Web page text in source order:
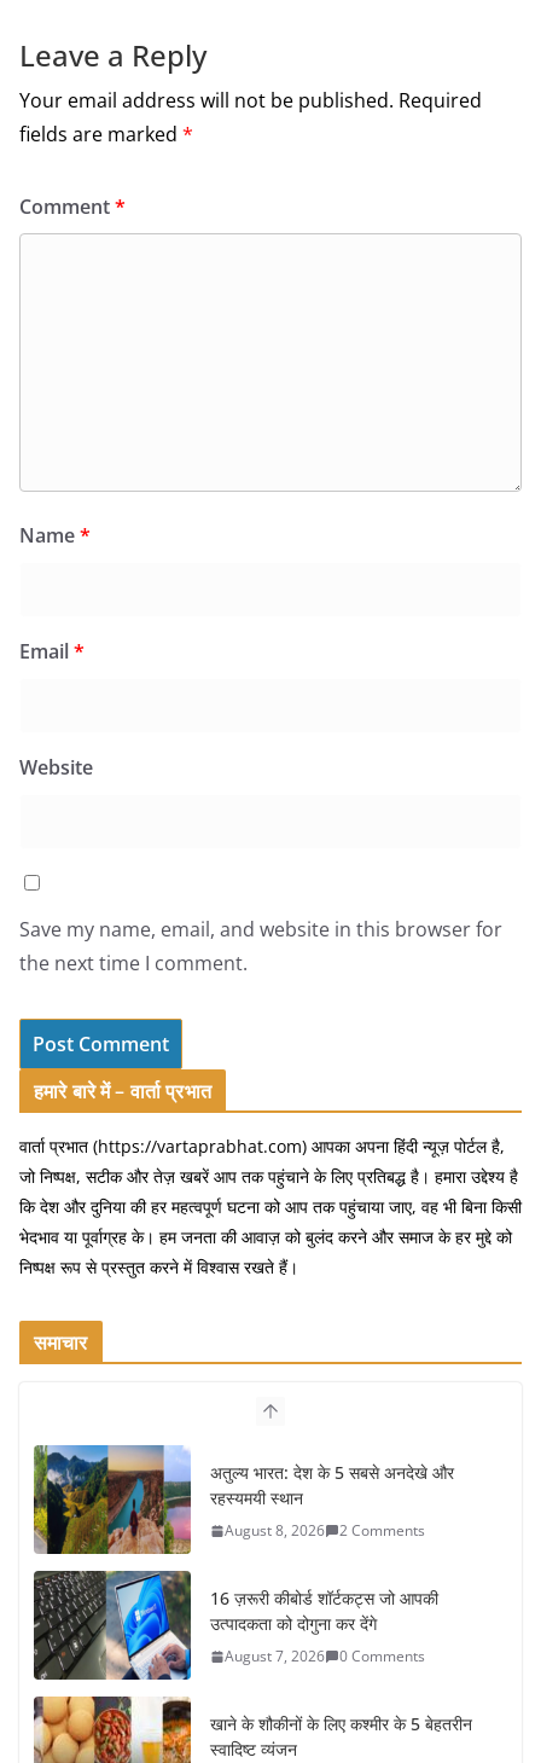
Leave a Reply
Your email address will not be published. Required
fields are marked *
Comment*
Name*
Email*
Website
Save my name, email, and website in this browser for
the next time I comment.
हमारे बारे में – वार्ता प्रभात
वार्ता प्रभात (https://vartaprabhat.com) आपका अपना हिंदी न्यूज़ पोर्टल है,
जो निष्पक्ष, सटीक और तेज़ खबरें आप तक पहुंचाने के लिए प्रतिबद्ध है। हमारा उद्देश्य है
कि देश और दुनिया की हर महत्वपूर्ण घटना को आप तक पहुंचाया जाए, वह भी बिना किसी
भेदभाव या पूर्वाग्रह के। हम जनता की आवाज़ को बुलंद करने और समाज के हर मुद्दे को
निष्पक्ष रूप से प्रस्तुत करने में विश्वास रखते हैं।
समाचार
अतुल्य भारत: देश के 5 सबसे अनदेखे और
रहस्यमयी स्थान
August 8, 2026 2 Comments
16 ज़रूरी कीबोर्ड शॉर्टकट्स जो आपकी
उत्पादकता को दोगुना कर देंगे
August 7, 2026 0 Comments
खाने के शौकीनों के लिए कश्मीर के 5 बेहतरीन
स्वादिष्ट व्यंजन